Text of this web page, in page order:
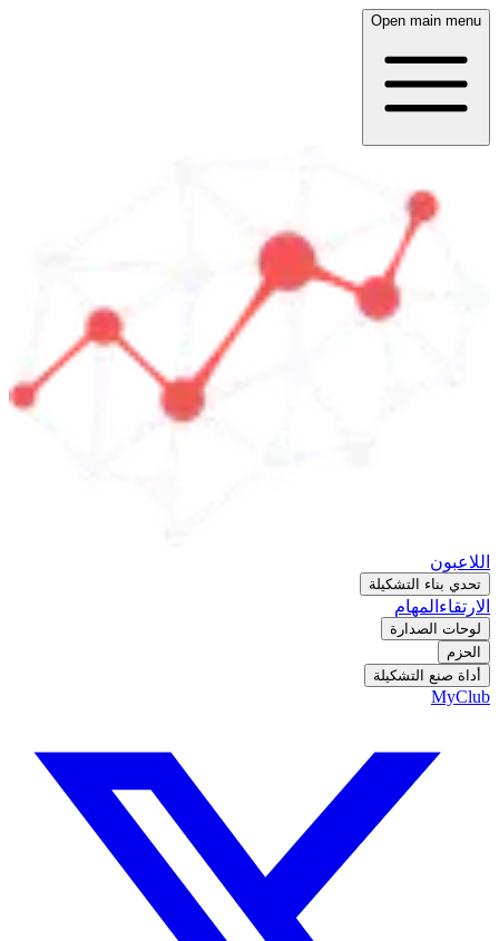
Open main menu
اللاعبون
تحدي بناء التشكيلة
الارتقاء المهام
لوحات الصدارة
الحزم
أداة صنع التشكيلة
MyClub